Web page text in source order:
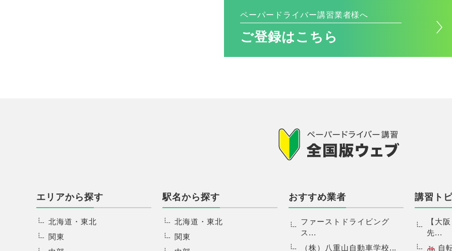
ペーパードライバー講習業者様へ
ご登録はこちら
エリアから探す
北海道・東北
関東
駅名から探す
北海道・東北
関東
おすすめ業者
ファーストドライビング
ス...
（株）八重山自動車学校...
講習ト
【大
先...
自